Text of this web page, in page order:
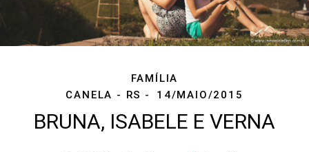
FAMÍLIA
CANELA - RS
14/MAIO/2015
BRUNA, ISABELE E VERNA